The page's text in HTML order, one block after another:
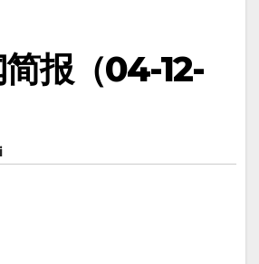
简报（04-12-